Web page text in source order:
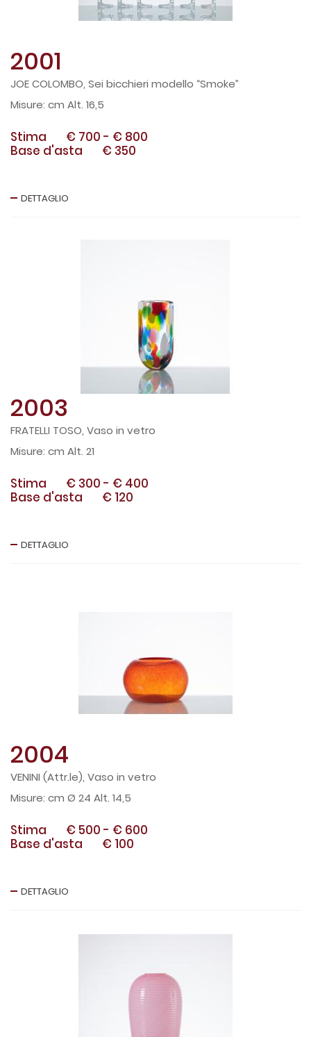
2001
JOE COLOMBO, Sei bicchieri modello “Smoke”
cm Alt. 16,5
Stima € 700 - € 800
Base d'asta
€ 350
DETTAGLIO
2003
FRATELLI TOSO, Vaso in vetro
cm Alt. 21
Stima € 300 - € 400
Base d'asta
€ 120
DETTAGLIO
2004
VENINI (Attr.le), Vaso in vetro
cm Ø 24 Alt. 14,5
Stima € 500 - € 600
Base d'asta
€ 100
DETTAGLIO